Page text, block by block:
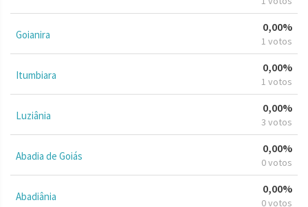
Goianira
0,00%
1 votos
Itumbiara
0,00%
1 votos
Luziânia
0,00%
3 votos
Abadia de Goiás
0,00%
0 votos
Abadiânia
0,00%
0 votos